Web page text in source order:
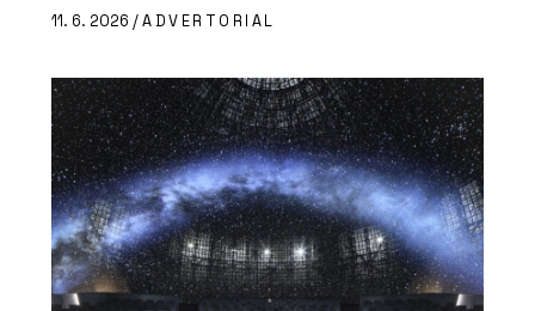
11. 6. 2026 /ADVERTORIAL